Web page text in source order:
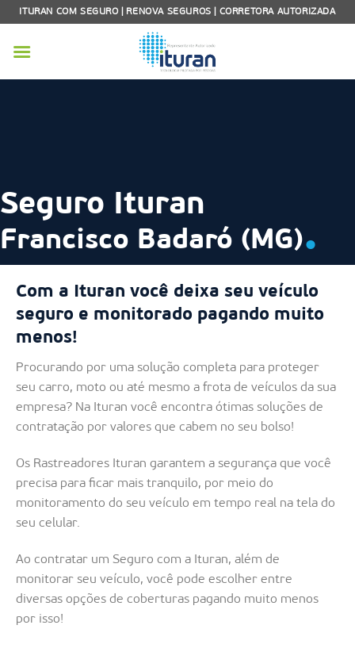
Skip
content
ITURAN COM SEGURO | RENOVA SEGUROS | CORRETORA AUTORIZADA
Seguro Ituran
Francisco Badaró (MG).
Com a Ituran você deixa seu veículo
seguro e monitorado pagando muito
menos!
Procurando por uma solução completa para proteger
seu carro, moto ou até mesmo a frota de veículos da sua
empresa? Na Ituran você encontra ótimas soluções de
contratação por valores que cabem no seu bolso!
Os Rastreadores Ituran garantem a segurança que você
precisa para ficar mais tranquilo, por meio do
monitoramento do seu veículo em tempo real na tela do
seu celular.
Ao contratar um Seguro com a Ituran, além de
monitorar seu veículo, você pode escolher entre
diversas opções de coberturas pagando muito menos
por isso!